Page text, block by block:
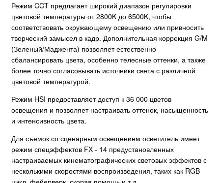
Режим CCT предлагает широкий диапазон регулировки
цветовой температуры от 2800K до 6500K, чтобы
соответствовать окружающему освещению или привносить
творческий замысел в кадр. Дополнительная коррекция G/M
(Зеленый/Маджента) позволяет естественно
сбалансировать цвета, особенно телесные оттенки, а также
более точно согласовывать источники света с различной
цветовой температурой.
Режим HSI предоставляет доступ к 36 000 цветов
освещения и позволяет настраивать оттенок, насыщенность
и интенсивность цвета.
Для съемок со сценарным освещением осветитель имеет
режим спецэффектов FX - 14 предустановленных
настраиваемых кинематографических световых эффектов с
несколькими скоростями воспроизведения, таких как RGB